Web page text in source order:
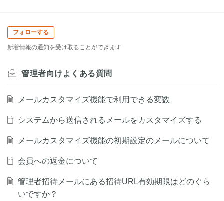
フォローする
新着情報の通知を受け取ることができます
管理者向けよくある質問
メールカスタマイズ機能で利用できる変数
システムから送信されるメールをカスタマイズする
メールカスタマイズ機能の初期設定のメールについて
会員への返金について
管理者招待メールにある招待URL有効期限はどのぐら
いですか？